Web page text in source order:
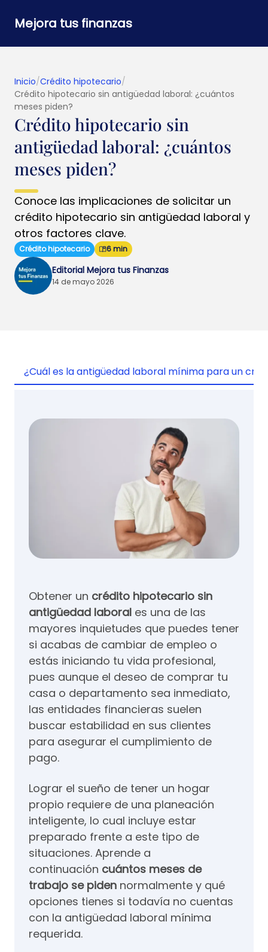
Mejora tus finanzas
Inicio/Crédito hipotecario/
Crédito hipotecario sin antigüedad laboral: ¿cuántos
meses piden?
Crédito hipotecario sin
antigüedad laboral: ¿cuántos
meses piden?
Conoce las implicaciones de solicitar un
crédito hipotecario sin antigüedad laboral y
otros factores clave.
Crédito hipotecario 6 min
Editorial Mejora tus Finanzas
14 de mayo 2026
¿Cuál es la antigüedad laboral mínima para un
Obtener un crédito hipotecario sin
antigüedad laboral es una de las
mayores inquietudes que puedes tener
si acabas de cambiar de empleo o
estás iniciando tu vida profesional,
pues aunque el deseo de comprar tu
casa o departamento sea inmediato,
las entidades financieras suelen
buscar estabilidad en sus clientes
para asegurar el cumplimiento de
pago.
Lograr el sueño de tener un hogar
propio requiere de una planeación
inteligente, lo cual incluye estar
preparado frente a este tipo de
situaciones. Aprende a
continuación cuántos meses de
trabajo se piden normalmente y qué
opciones tienes si todavía no cuentas
con la antigüedad laboral mínima
requerida.